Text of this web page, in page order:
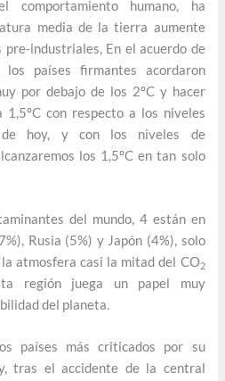
comportamiento humano, ha
media de la tierra aumente
pre-industriales, En el acuerdo de
países firmantes acordaron
por debajo de los 2ºC y hacer
con respecto a los niveles
de hoy, y con los niveles de
los 1,5ºC en tan solo
del mundo, 4 están en
Rusia (5%) y Japón (4%), solo
atmosfera casi la mitad del CO2
región juega un papel muy
del planeta.
países más criticados por su
tras el accidente de la central